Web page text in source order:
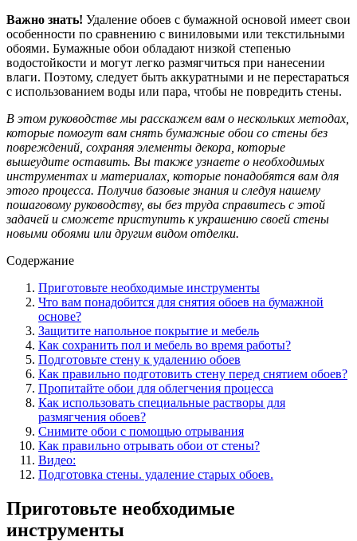
Важно знать! Удаление обоев с бумажной основой имеет свои
особенности по сравнению с виниловыми или текстильными
обоями. Бумажные обои обладают низкой степенью
водостойкости и могут легко размягчиться при нанесении
влаги. Поэтому, следует быть аккуратными и не перестараться
с использованием воды или пара, чтобы не повредить стены.
В этом руководстве мы расскажем вам о нескольких методах,
которые помогут вам снять бумажные обои со стены без
повреждений, сохраняя элементы декора, которые
вышеудите оставить. Вы также узнаете о необходимых
инструментах и материалах, которые понадобятся вам для
этого процесса. Получив базовые знания и следуя нашему
пошаговому руководству, вы без труда справитесь с этой
задачей и сможете приступить к украшению своей стены
новыми обоями или другим видом отделки.
Содержание
Приготовьте необходимые инструменты
Что вам понадобится для снятия обоев на бумажной
основе?
Защитите напольное покрытие и мебель
Как сохранить пол и мебель во время работы?
Подготовьте стену к удалению обоев
Как правильно подготовить стену перед снятием обоев?
Пропитайте обои для облегчения процесса
Как использовать специальные растворы для
размягчения обоев?
Снимите обои с помощью отрывания
Как правильно отрывать обои от стены?
Видео:
Подготовка стены. удаление старых обоев.
Приготовьте необходимые
инструменты